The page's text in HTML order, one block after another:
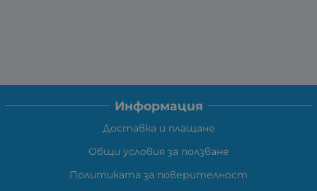
Информация
Доставка и плащане
Общи условия за ползване
Политиката за поверителност